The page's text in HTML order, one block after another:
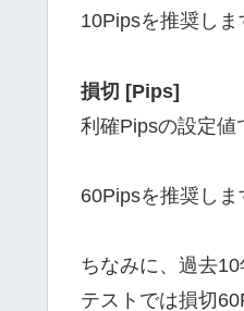
10Pipsを推奨しま
損切 [Pips]
利確Pipsの設定値
60Pipsを推奨しま
ちなみに、過去
テストでは損切